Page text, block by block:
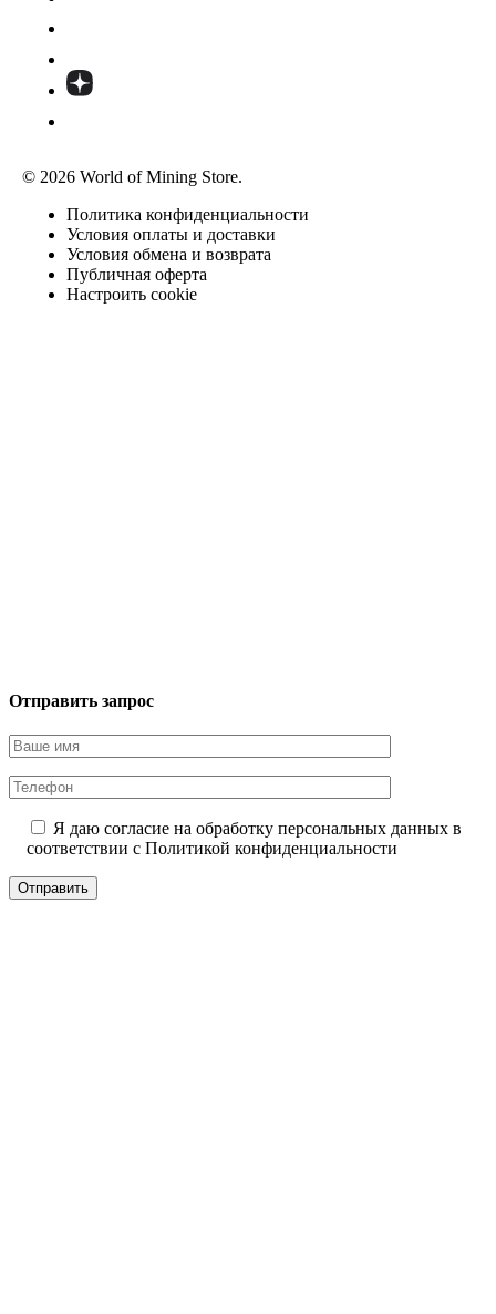
© 2026 World of Mining Store.
Политика конфиденциальности
Условия оплаты и доставки
Условия обмена и возврата
Публичная оферта
Настроить cookie
Отправить запрос
Я даю согласие на обработку персональных данных в
соответствии с Политикой конфиденциальности